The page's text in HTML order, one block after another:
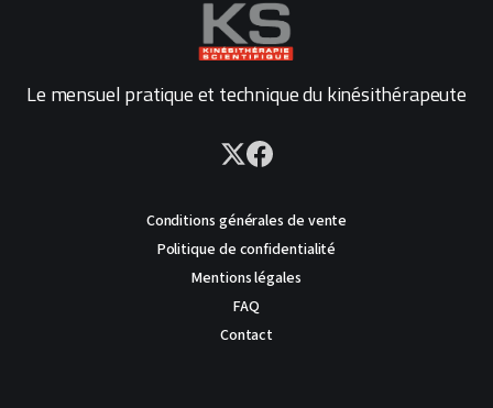
Le mensuel pratique et technique du kinésithérapeute
Conditions générales de vente
Politique de confidentialité
Mentions légales
FAQ
Contact